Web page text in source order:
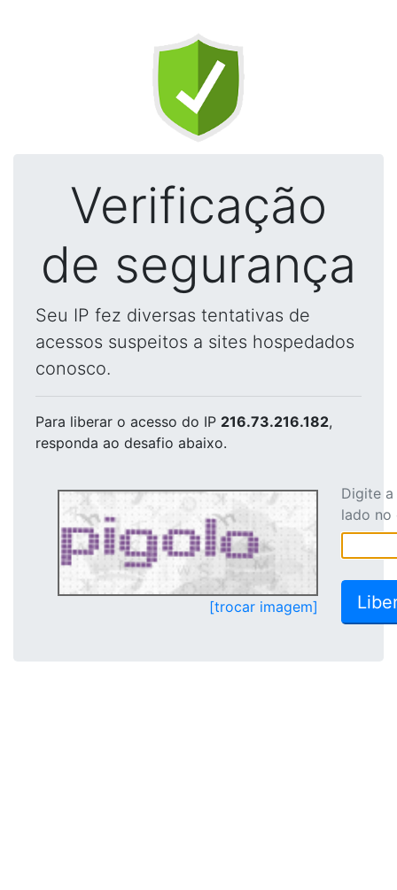
Verificação
de segurança
Seu IP fez diversas tentativas de
acessos suspeitos a sites hospedados
conosco.
Para liberar o acesso do IP 216.73.216.182,
responda ao desafio abaixo.
[trocar imagem]
Digite
lado no